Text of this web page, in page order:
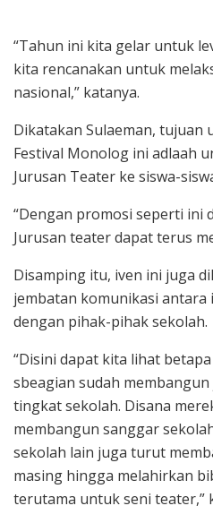
“Tahun ini kita gelar untuk
kita rencanakan untuk
nasional,” katanya.
Dikatakan Sulaeman, tujuan
Festival Monolog ini adlaah
Jurusan Teater ke siswa-
“Dengan promosi seperti ini
Jurusan teater dapat terus
Disamping itu, iven ini juga
jembatan komunikasi antara
dengan pihak-pihak sekolah.
“Disini dapat kita lihat
sbeagian sudah
tingkat sekolah. Disana
membangun sanggar
sekolah lain juga turut
masing hingga melahirkan
terutama untuk seni teater,”